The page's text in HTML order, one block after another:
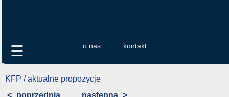
o nas kontakt
☰
KFP / aktualne propozycje
< poprzednia następna >